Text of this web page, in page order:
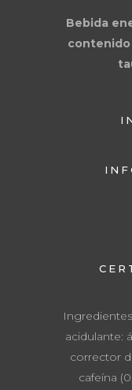
Bebida
contenido
acidulante:
corrector
cafeína